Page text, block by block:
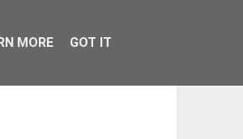
MORE GOT IT